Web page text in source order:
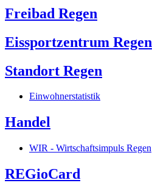
Freibad Regen
Eissportzentrum Regen
Standort Regen
Einwohnerstatistik
Handel
WIR - Wirtschaftsimpuls Regen
REGioCard